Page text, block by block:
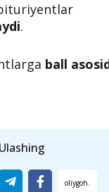
.
ball
Ulashing